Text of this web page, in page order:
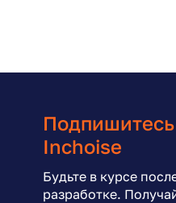
Inchoise
Будьте в курсе
разработке.